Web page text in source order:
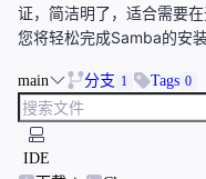
证，简洁明了，适合需要
您将轻松完成Samba的安
main 分支 1 Tags 0
IDE